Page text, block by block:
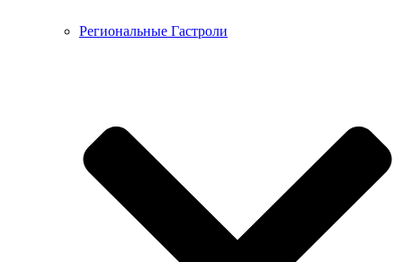
Региональные Гастроли